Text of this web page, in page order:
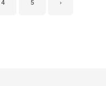
4 5 ›